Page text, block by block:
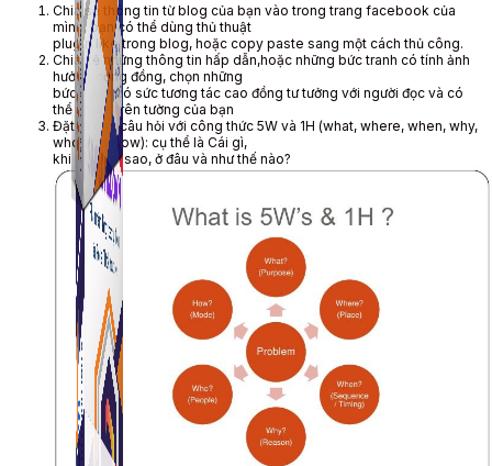
ATP Link
Tạo Bio Link nhanh chóng chỉ với vài click chuột
Chia sẻ thông tin từ blog của bạn vào trong trang facebook của
mình, bạn có thể dùng thủ thuật
plugin like trong blog, hoặc copy paste sang một cách thủ công.
Chia sẻ những thông tin hấp dẫn,hoặc những bức tranh có tính ảnh
hưởng cộng đồng, chọn những
bức tranh có sức tương tác cao đồng tư tưởng với người đọc và có
thể share trên tường của bạn
Đặt ra các câu hỏi với công thức 5W và 1H (what, where, when, why,
who and How): cụ thể là Cái gì,
khi nào, tại sao, ở đâu và như thế nào?